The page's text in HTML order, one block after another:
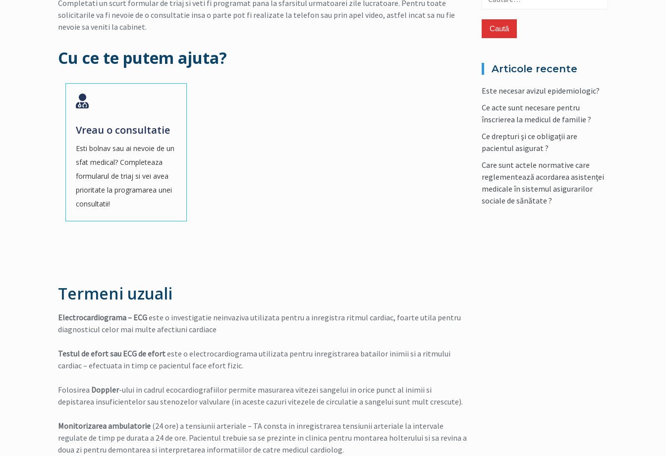
Completati un scurt formular de triaj si veti fi programat pana la sfarsitul urmatoarei zile lucratoare. Pentru toate
solicitarile va fi nevoie de o consultatie insa o parte pot fi realizate la telefon sau prin apel video, astfel incat sa nu fie
nevoie sa veniti la cabinet.
Cu ce te putem ajuta?
Vreau o consultatie
Esti bolnav sau ai nevoie de un
sfat medical? Completeaza
formularul de triaj si vei avea
prioritate la programarea unei
consultatii!
Termeni uzuali
Electrocardiograma – ECGeste o investigatie neinvaziva utilizata pentru a inregistra ritmul cardiac, foarte utila pentru
diagnosticul celor mai multe afectiuni cardiace
Testul de efort sau ECG de eforteste o electrocardiograma utilizata pentru inregistrarea batailor inimii si a ritmului
cardiac – efectuata in timp ce pacientul face efort fizic.
Folosirea Doppler-ului in cadrul ecocardiografiilor permite masurarea vitezei sangelui in orice punct al inimii si
depistarea insuficientelor sau stenozelor valvulare (in aceste cazuri vitezele de circulatie a sangelui sunt mult crescute).
Monitorizarea ambulatorie (24 ore) a tensiunii arteriale – TA consta in inregistrarea tensiunii arteriale la intervale
regulate de timp pe durata a 24 de ore. Pacientul trebuie sa se prezinte in clinica pentru montarea holterului si sa revina a
doua zi pentru demontarea si interpretarea informatiilor de catre medicul cardiolog.
Articole recente
Este necesar avizul epidemiologic?
Ce acte sunt necesare pentru
înscrierea la medicul de familie ?
Ce drepturi şi ce obligaţii are
pacientul asigurat ?
Care sunt actele normative care
reglementează acordarea asistenţei
medicale în sistemul asigurarilor
sociale de sănătate ?